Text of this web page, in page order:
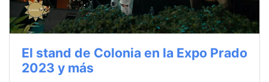
El stand de Colonia en la Expo Prado
2023 y más